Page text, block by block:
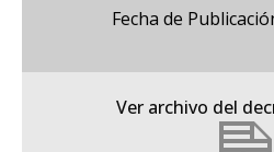
Fecha de
Ver archivo del